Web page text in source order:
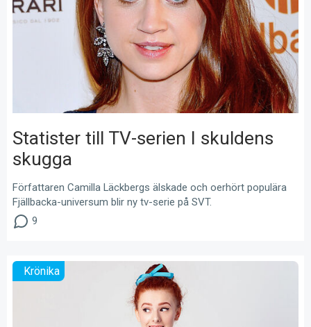
Statister till TV-serien I skuldens
skugga
Författaren Camilla Läckbergs älskade och oerhört populära
Fjällbacka-universum blir ny tv-serie på SVT.
9
Krönika